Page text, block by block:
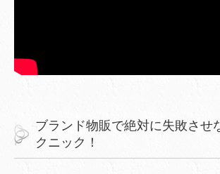
ブランド物販で絶対に失敗させ
クニック！